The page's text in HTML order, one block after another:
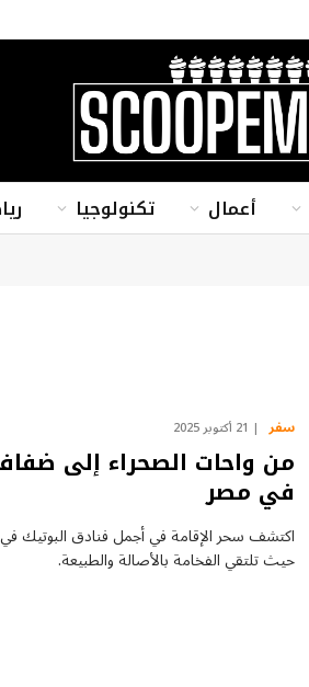
أعمال تكنولوجيا
سفر 21 أكتوبر 2025
من واحات الصحراء إلى
في مصر
اكتشف سحر الإقامة في أجمل فنادق البوتيك
حيث تلتقي الفخامة بالأصالة والطبيعة.